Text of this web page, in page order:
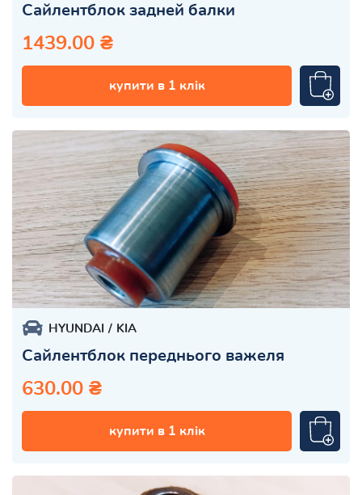
Сайлентблок задней балки
1439.00 ₴
купити в 1 клік
HYUNDAI KIA
Сайлентблок переднього важеля
630.00 ₴
купити в 1 клік